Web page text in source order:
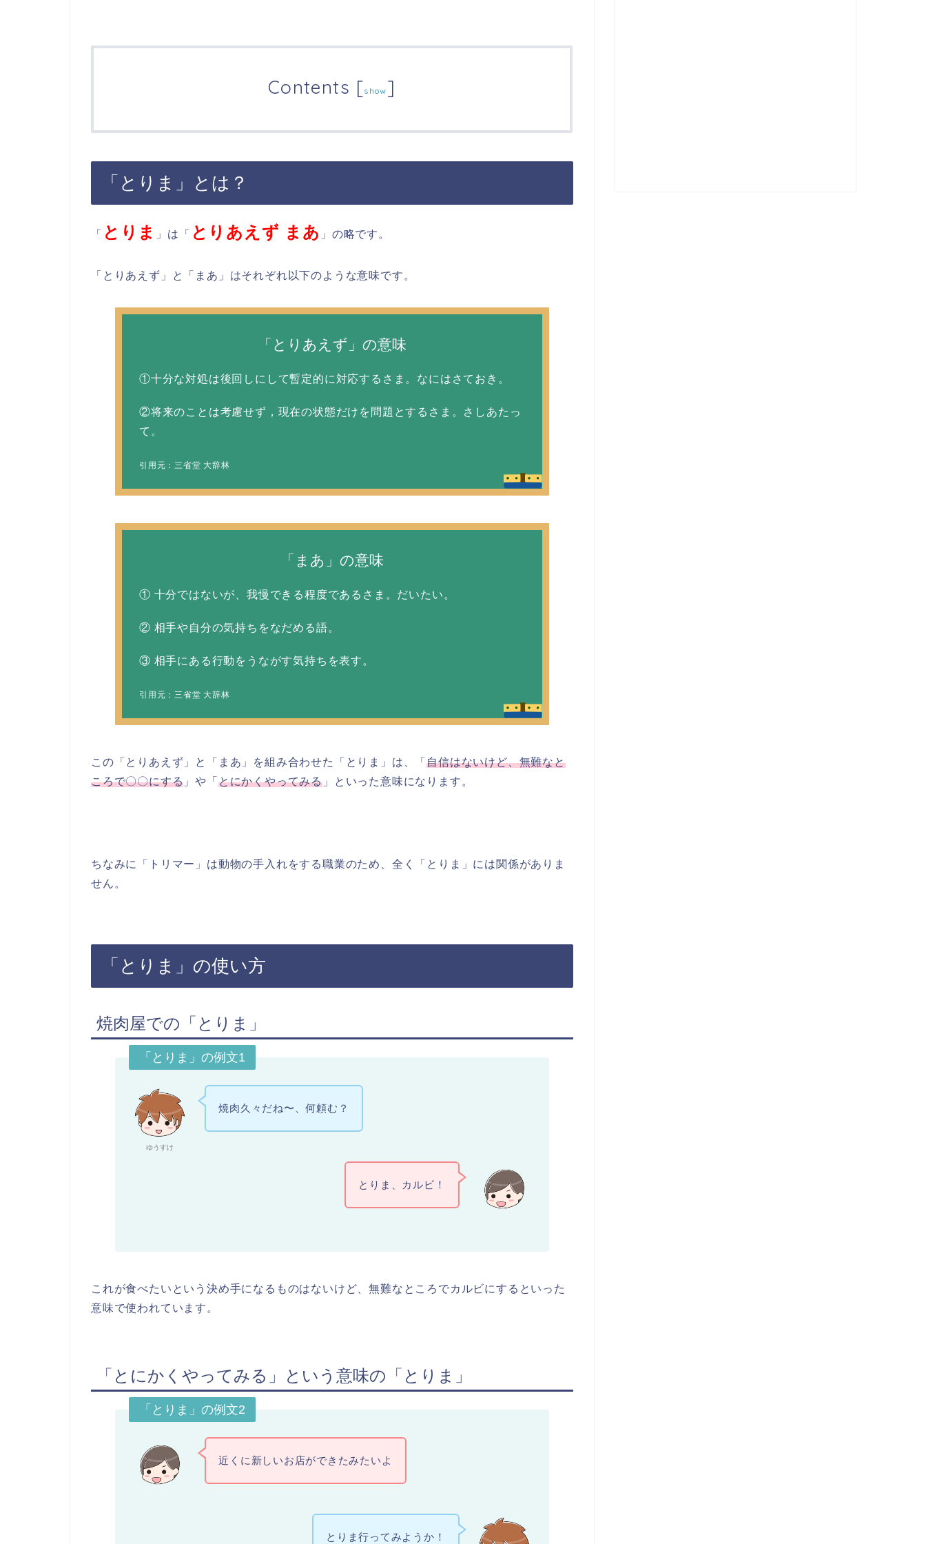
Contents [show ]
「とりま」とは？
「 とりま 」は「 とりあえず まあ 」の略です。
「とりあえず」と「まあ」はそれぞれ以下のような意味です。
「とりあえず」の意味
①十分な対処は後回しにして暫定的に対応するさま。なにはさておき。
②将来のことは考慮せず，現在の状態だけを問題とするさま。さしあたっ
て。
引用元：三省堂 大辞林
「まあ」の意味
① 十分ではないが、我慢できる程度であるさま。だいたい。
② 相手や自分の気持ちをなだめる語。
③ 相手にある行動をうながす気持ちを表す。
引用元：三省堂 大辞林
この「とりあえず」と「まあ」を組み合わせた「とりま」は、「自信はないけど、無難なと
ころで〇〇にする 」や「 とにかくやってみる 」といった意味になります。
ちなみに「トリマー」は動物の手入れをする職業のため、全く「とりま」には関係がありま
せん。
「とりま」の使い方
焼肉屋での「とりま」
「とりま」の例文1
ゆうすけ
焼肉久々だね〜、何頼む？
とりま、カルビ！
これが食べたいという決め手になるものはないけど、無難なところでカルビにするといった
意味で使われています。
「とにかくやってみる」という意味の「とりま」
「とりま」の例文2
近くに新しいお店ができたみたいよ
とりま行ってみようか！